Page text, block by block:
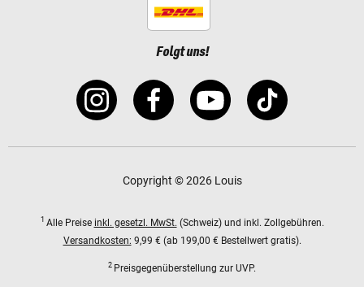
Folgt uns!
Copyright © 2026 Louis
1 Alle Preise inkl. gesetzl. MwSt. (Schweiz) und inkl. Zollgebühren.
Versandkosten: 9,99 € (ab 199,00 € Bestellwert gratis).
2 Preisgegenüberstellung zur UVP.